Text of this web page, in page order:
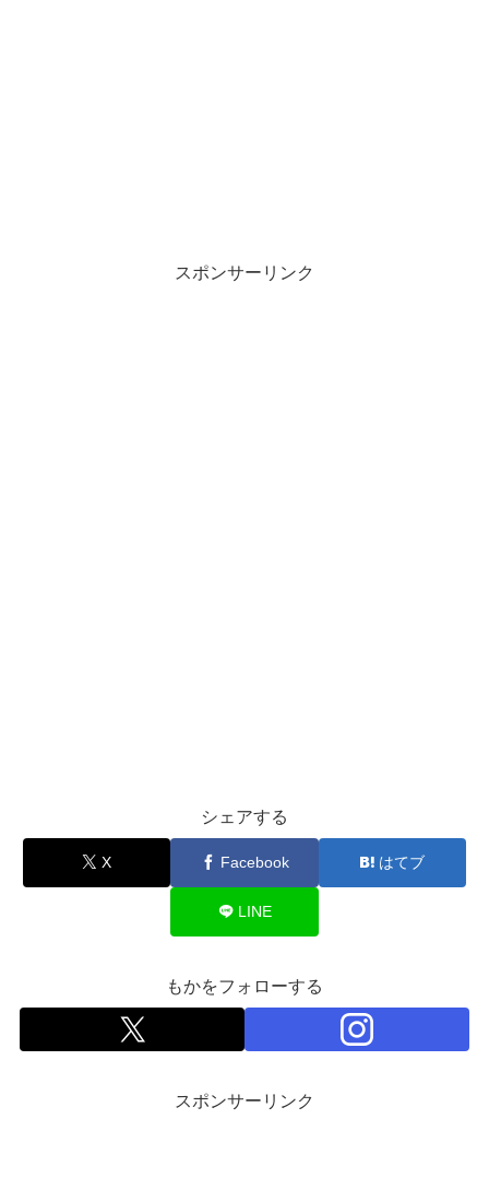
スポンサーリンク
シェアする
X Facebook はてブ
LINE
もかをフォローする
スポンサーリンク